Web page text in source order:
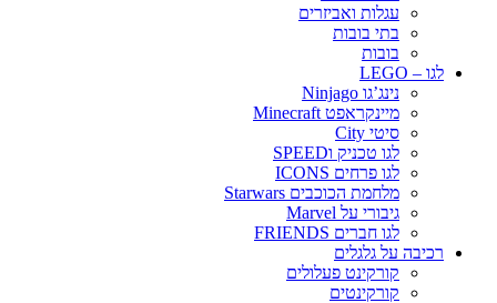
עגלות ואביזרים
בתי בובות
בובות
לגו – LEGO
נינג’גו Ninjago
מיינקראפט Minecraft
סיטי City
לגו טכניק וSPEED
לגו פרחים ICONS
מלחמת הכוכבים Starwars
גיבורי על Marvel
לגו חברים FRIENDS
רכיבה על גלגלים
קורקינט פעלולים
קורקינטים